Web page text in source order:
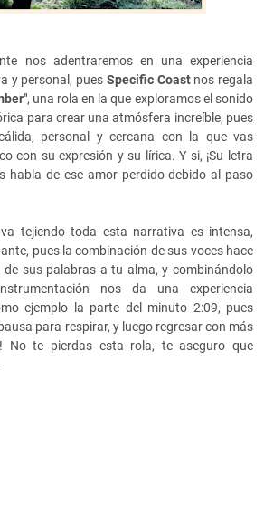
nos adentraremos en una experiencia
y personal, pues Specific Coast nos regala
, una rola en la que exploramos el sonido
para crear una atmósfera increíble, pues
personal y cercana con la que vas
con su expresión y su lírica. Y si, ¡Su letra
habla de ese amor perdido debido al paso
tejiendo toda esta narrativa es intensa,
pues la combinación de sus voces hace
sus palabras a tu alma, y combinándolo
nos da una experiencia
ejemplo la parte del minuto 2:09, pues
para respirar, y luego regresar con más
No te pierdas esta rola, te aseguro que